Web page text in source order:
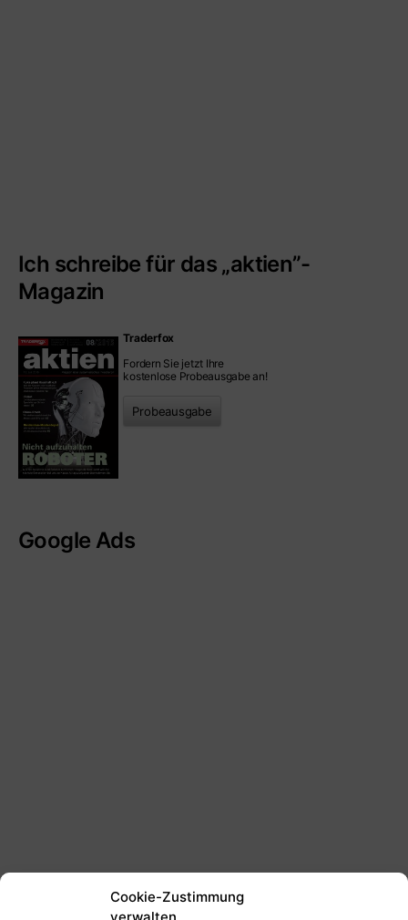
Cookie-Zustimmung
Ich schreibe für das „aktien”-
Magazin
Traderfox
Fordern Sie jetzt Ihre
kostenlose Probeausgabe an!
Probeausgabe
Google Ads